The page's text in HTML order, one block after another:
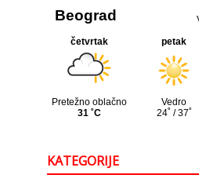
KATEGORIJE